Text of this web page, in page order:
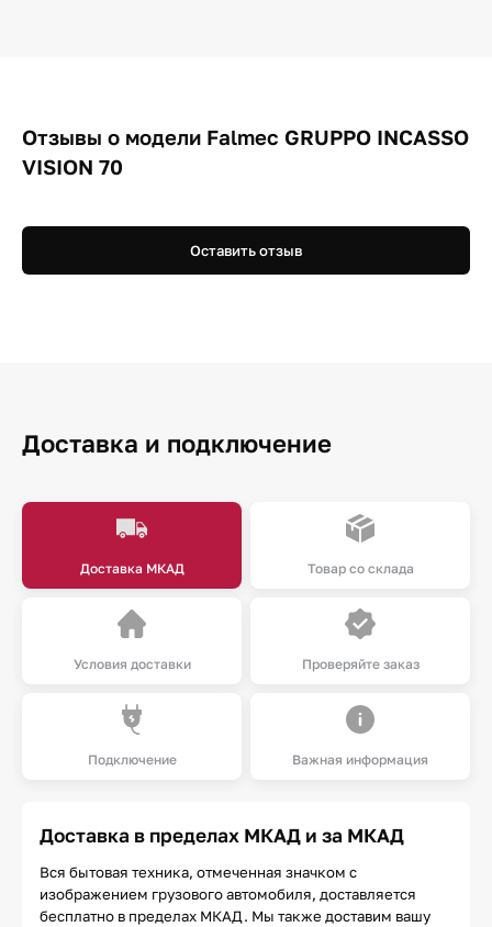
Отзывы о модели Falmec GRUPPO INCASSO
VISION 70
Оставить отзыв
Доставка и подключение
Доставка МКАД Товар со склада
Условия доставки Проверяйте заказ
Подключение Важная информация
Доставка в пределах МКАД и за МКАД
Вся бытовая техника, отмеченная значком с
изображением грузового автомобиля, доставляется
бесплатно в пределах МКАД. Мы также доставим вашу